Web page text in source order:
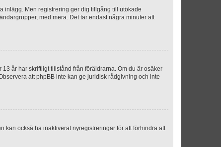
inlägg. Men registrering ger dig tillgång till utökade
med mera. Det tar endast några minuter att
år har skriftligt tillstånd från föräldrarna. Om du är osäker
att phpBB inte kan ge juridisk rådgivning och inte
kan också ha inaktiverat nyregistreringar för att förhindra att